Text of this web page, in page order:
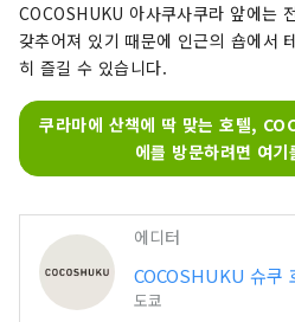
COCOSHUKU 아사쿠사쿠라 앞에는
갖추어져 있기 때문에 인근의 숍에서
히 즐길 수 있습니다.
쿠라마에 산책에 딱 맞는 호텔,
에를 방문하려면 여
에디터
COCOSHUKU 슈쿠
도쿄